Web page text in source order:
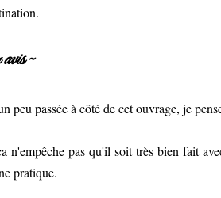
~
peu passée à côté de cet ouvrage, je
n'empêche pas qu'il soit très bien fait
pratique.